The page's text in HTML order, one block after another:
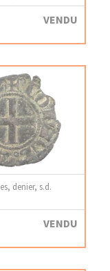
VENDU
denier, s.d.
VENDU